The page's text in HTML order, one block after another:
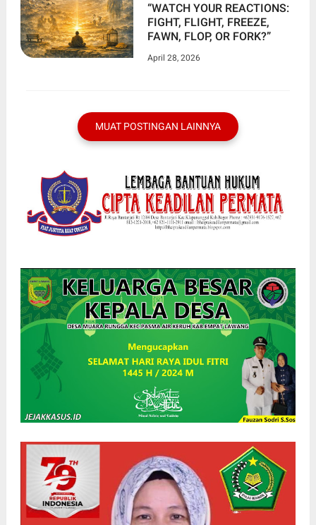
“WATCH YOUR REACTIONS:
FIGHT, FLIGHT, FREEZE,
FAWN, FLOP, OR FORK?”
April 28, 2026
MUAT POSTINGAN LAINNYA